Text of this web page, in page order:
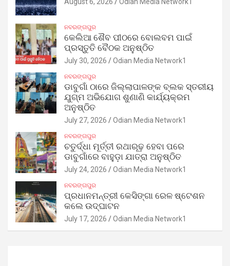
ନବରଙ୍ଗପୁର
କେଲିଆ ଶୈବ ପୀଠରେ ବୋଲବମ ପାଇଁ
ପ୍ରସ୍ତୁତି ବୈଠକ ଅନୁଷ୍ଠିତ
July 30, 2026 Odian Media Network1
ନବରଙ୍ଗପୁର
ଡାବୁଗାଁ ଠାରେ ଜିଲ୍ଲାପାଳଙ୍କ ବ୍ଲକ ସ୍ତରୀୟ
ଯୁଗ୍ମ ଅଭିଯୋଗ ଶୁଣାଣି କାର୍ଯ୍ୟକ୍ରମ
ଅନୁଷ୍ଠିତ
July 27, 2026 Odian Media Network1
ନବରଙ୍ଗପୁର
ଚତୁର୍ଦ୍ଧା ମୂର୍ତ୍ତୀ ରଥାରୂଢ଼ ହେବା ପରେ
ଡାବୁଗାଁରେ ବାହୁଡ଼ା ଯାତ୍ରା ଅନୁଷ୍ଠିତ
July 24, 2026 Odian Media Network1
ନବରଙ୍ଗପୁର
ପ୍ରଧାନମନ୍ତ୍ରୀ କେସିଙ୍ଗା ରେଳ ଷ୍ଟେଶନ
କଲେ ଉଦ୍‌ଘାଟନ
July 17, 2026 Odian Media Network1